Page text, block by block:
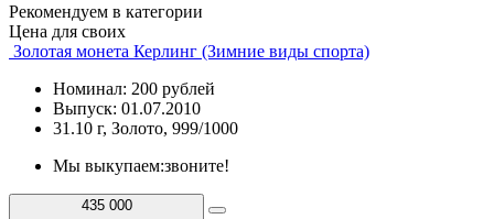
Рекомендуем в категории
Цена для своих
Золотая монета Керлинг (Зимние виды спорта)
Номинал: 200 рублей
Выпуск: 01.07.2010
31.10 г, Золото, 999/1000
Мы выкупаем:звоните!
435 000